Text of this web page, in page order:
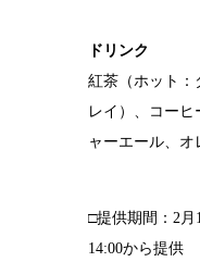
ドリンク
紅茶（ホット：
レイ）、コー
ャーエール、
□提供期間：2
14:00から提供